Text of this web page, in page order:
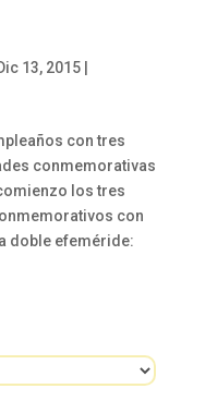
13, 2015|
con tres
conmemorativas
los tres
con
doble efeméride: